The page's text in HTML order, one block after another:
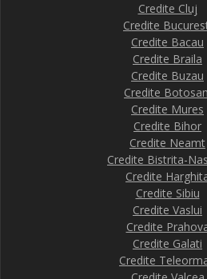
Credite Cluj
Credite
Credite Bacau
Credite Braila
Credite Buzau
Credite
Credite Mures
Credite Bihor
Credite Neamt
Credite Bistrita-
Credite
Credite Sibiu
Credite Vaslui
Credite
Credite Galati
Credite